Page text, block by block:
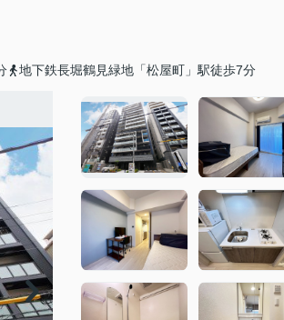
地下鉄長堀鶴見緑地「松屋町」駅徒歩7分